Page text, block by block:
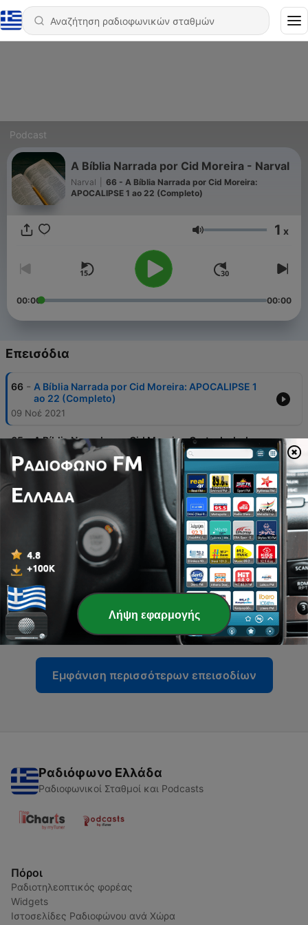
Podcast
A Bíblia Narrada por Cid Moreira - Narval
Narval
66 - A Bíblia Narrada por Cid Moreira:
APOCALIPSE 1 ao 22 (Completo)
Ένταση 1 x
00:00 00:00
Επεισόδια
66 - A Bíblia Narrada por Cid Moreira: APOCALIPSE 1
ao 22 (Completo)
09 Νοέ 2021
65 - A Bíblia Narrada por Cid Moreira: Carta de Judas
(Completo)
09 Νοέ 2021
64 - A Bíblia Narrada por Cid Moreira: TIAGO
(Completo)
63
A Bíblia Narrada por Cid Moreira: HEBREUS
(Completo)
09 Νοέ 2021
62 - A Bíblia Narrada por Cid Moreira: 3ª João
(Completo)
09 Νοέ 2021
Εμφάνιση περισσότερων επεισοδίων
Ραδιόφωνο Ελλάδα
Ραδιοφωνικοί Σταθμοί και Podcasts
Πόροι
Ραδιοτηλεοπτικός φορέας
Widgets
Ιστοσελίδες Ραδιοφώνου ανά Χώρα
Λήψη εφαρμογής